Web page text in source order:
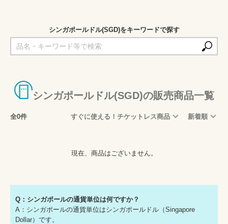
シンガポールドル(SGD)をキーワードで探す
シンガポールドル(SGD)の販売商品一覧
全0件 すぐに使える！チケットレス商品 新着順
現在、商品はございません。
Q：シンガポールの通貨単位は何ですか？
A：シンガポールの通貨単位はシンガポールドル（Singapore
Dollar）です。